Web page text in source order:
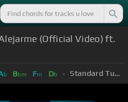
(Official Video) ft.
b Bbm Fm Db Standard Tuning (EADGBE)